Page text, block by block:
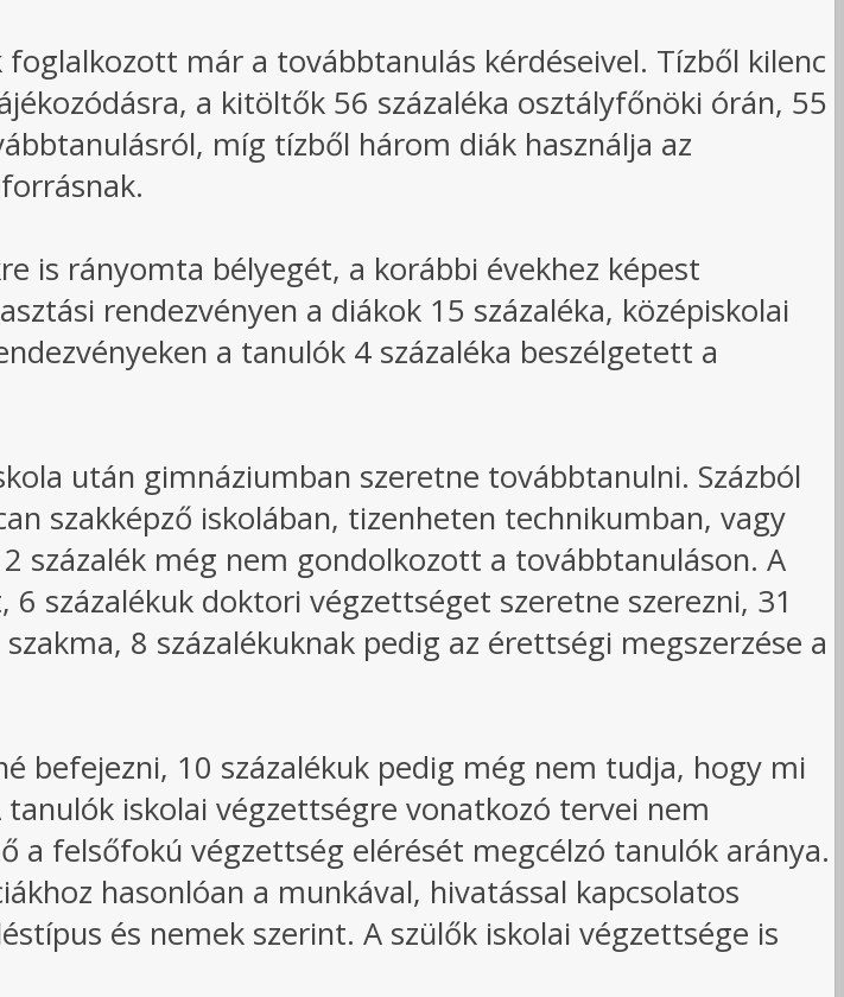
már a továbbtanulás kérdéseivel. Tízből kilenc
a kitöltők 56 százaléka osztályfőnöki órán, 55
míg tízből három diák használja az
is rányomta bélyegét, a korábbi évekhez képest
rendezvényen a diákok 15 százaléka, középiskolai
a tanulók 4 százaléka beszélgetett a
után gimnáziumban szeretne továbbtanulni. Százból
szakképző iskolában, tizenheten technikumban, vagy
százalék még nem gondolkozott a továbbtanuláson. A
százalékuk doktori végzettséget szeretne szerezni, 31
8 százalékuknak pedig az érettségi megszerzése a
befejezni, 10 százalékuk pedig még nem tudja, hogy mi
iskolai végzettségre vonatkozó tervei nem
felsőfokú végzettség elérését megcélzó tanulók aránya.
hasonlóan a munkával, hivatással kapcsolatos
és nemek szerint. A szülők iskolai végzettsége is